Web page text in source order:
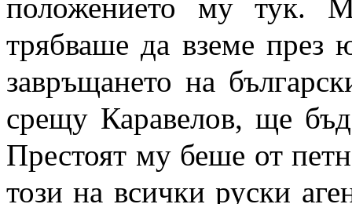
положението му тук.
трябваше да вземе през
завръщането на
срещу Каравелов, ще
Престоят му беше от
този на всички руски